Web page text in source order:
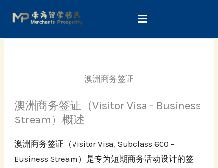
content
澳洲商务签证
澳洲商务签证（Visitor Visa - Business
Stream）概述
澳洲商务签证（Visitor Visa, Subclass 600 –
Business Stream）是专为短期商务活动设计的签